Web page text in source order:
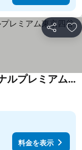
シェア お
ホテルウィングインターナショナルプレミアム東京四谷
料金を表示